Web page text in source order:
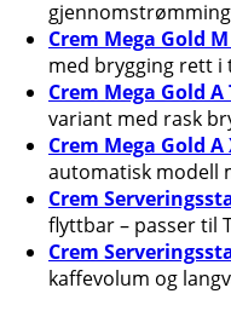
Crem Mega Gold
med brygging rett i
Crem Mega Gold
variant med rask
Crem Mega Gold
automatisk modell
Crem
flyttbar – passer til
Crem
kaffevolum og